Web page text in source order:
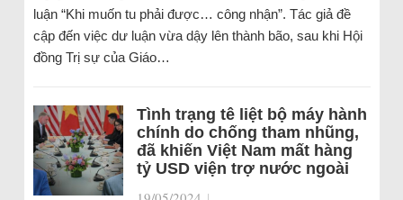
luận “Khi muốn tu phải được… công nhận”. Tác giả đề
cập đến việc dư luận vừa dậy lên thành bão, sau khi Hội
đồng Trị sự của Giáo…
Tình trạng tê liệt bộ máy hành
chính do chống tham nhũng,
đã khiến Việt Nam mất hàng
tỷ USD viện trợ nước ngoài